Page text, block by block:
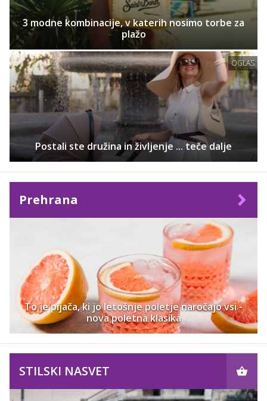
3 modne kombinacije, v katerih nosimo torbe za
plažo
OGLAS
Postali ste družina in življenje ... teče dalje
Prehrana
To je pijača, ki jo letošnje poletje naročajo vsi -
nova poletna klasika
STILSKI NASVET